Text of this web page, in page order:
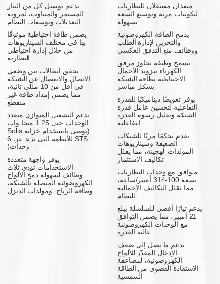
منفذان مستقلان للبطاريات
لتكوينات مرنة وتوسيع السعة
بسهولة
يدمج الطاقة الكهروضوئية
والتخزين لإدارة الطلب
ووظائف منع التدفق العكسي
تسمح وظيفة تجاوز مرفق
الكهرباء بتزويد الأحمال
الاحتياطية بطاقة الشبكة
بشكل مباشر
يوفر تعويضًا ديناميكيًا للقدرة
التفاعلية لتحسين عامل قدرة
الشبكة وتقليل رسوم القدرة
التفاعلية
يقدم تحكمًا مرنًا للشبكات
الضعيفة وسيناريوهات
المولدات الهجينة، مما يقلل
تكاليف الاستثمار
متوافق مع وحدات البطاريات
بسعة 100-314 أمبير/ساعة،
مما يقلل التكاليف الإجمالية
للنظام
يدعم تيارًا أقصى للسلسلة يبلغ
21 أمبير، مما يضمن التوافق
مع الوحدات الكهروضوئية
عالية القدرة
يدعم ما يصل إلى ضعف
الإدخال المقدّر للألواح
الكهروضوئية، لمضاعفة
الاستفادة القصوى من الطاقة
الشمسية
يدعم توصيل كل من التيار
المستمر والمتناوب، لمرونة
التعديلات وتوسعات النظام
يضمن طاقة احتياطية موثوقًا
بها في مختلف السيناريوهات
من خلال إدارة احتياطي
البطارية
يحقق انتقالات بين وضعي
الاتصال والانفصال عن الشبكة
في أقل من 10 مللي ثانية،
مما يضمن إمداد طاقة غير
منقطع
يدعم التشغيل المتوازي متعدد
الوحدات حتى 1.25 ميجا وات
(يوصى باستخدام خزانة Solis
STS للأنظمة التي تزيد عن 6
وحدات)
يوفر واجهة متعددة
الاستخدامات تؤدي ثلاث
وظائف لسهولة دمج الألواح
الكهروضوئية المتصلة بالشبكة،
وطاقة الرياح، ومولدات الديزل